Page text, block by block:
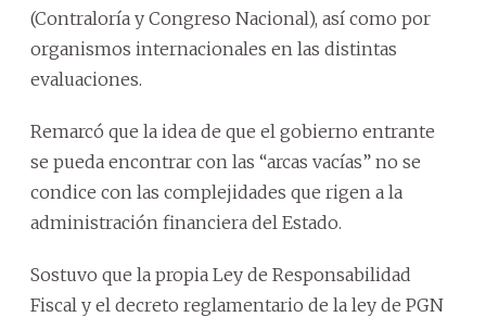
(Contraloría y Congreso Nacional), así como por
organismos internacionales en las distintas
evaluaciones.
Remarcó que la idea de que el gobierno entrante
se pueda encontrar con las “arcas vacías” no se
condice con las complejidades que rigen a la
administración financiera del Estado.
Sostuvo que la propia Ley de Responsabilidad
Fiscal y el decreto reglamentario de la ley de PGN